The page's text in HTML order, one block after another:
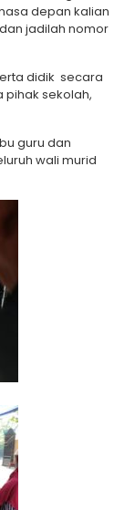
depan kalian
jadilah nomor
didik secara
pihak sekolah,
guru dan
wali murid